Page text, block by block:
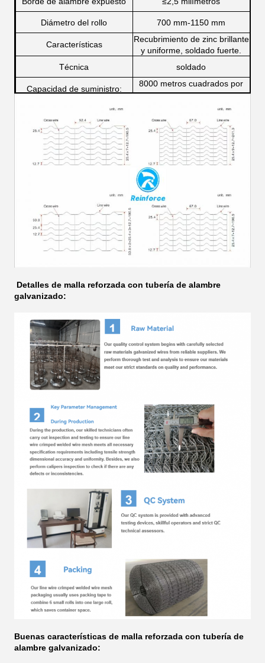
Diámetro del rollo 700 mm-1150 mm
Características
Recubrimiento de zinc brillante
y uniforme, soldado fuerte.
Técnica
soldado
Capacidad de suministro:
8000 metros cuadrados por
mes
Detalles de malla reforzada con tubería de alambre
galvanizado:
Buenas características de malla reforzada con tubería de
alambre galvanizado: